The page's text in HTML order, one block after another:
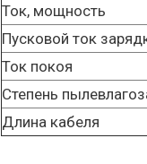
Ток, мощность
Пусковой ток
Ток покоя
Степень
Длина кабеля